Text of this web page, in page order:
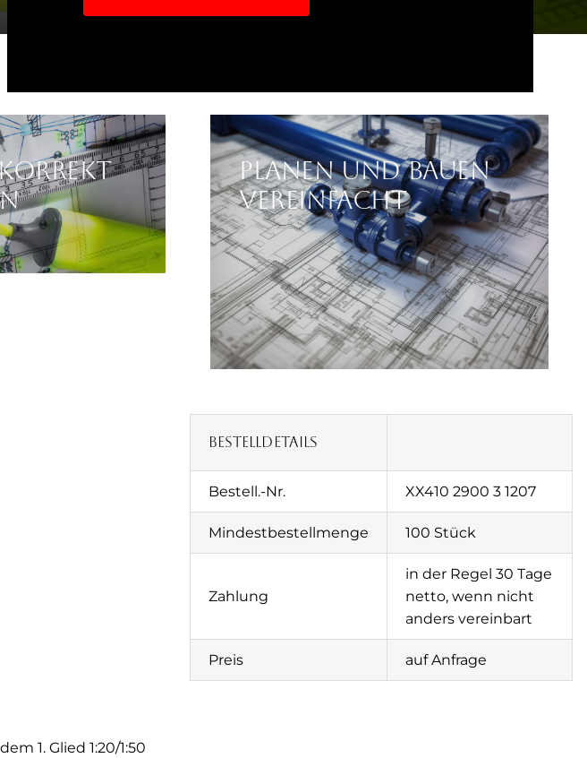
korrekt
Planen und Bauen
vereinfacht
1:20 und 1:50
1. Glied 1:20/1:50
Bestelldetails
Bestell.-Nr. XX410 2900 3 1207
Mindestbestellmenge 100 Stück
Zahlung
in der Regel 30 Tage
netto, wenn nicht
anders vereinbart
Preis auf Anfrage